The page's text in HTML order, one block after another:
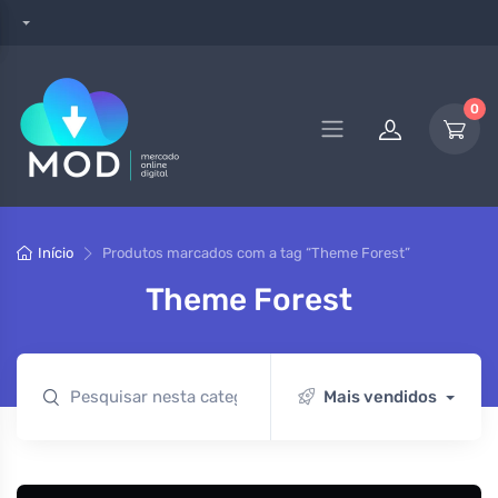
0
Início Produtos marcados com a tag “Theme Forest”
Theme Forest
Mais vendidos